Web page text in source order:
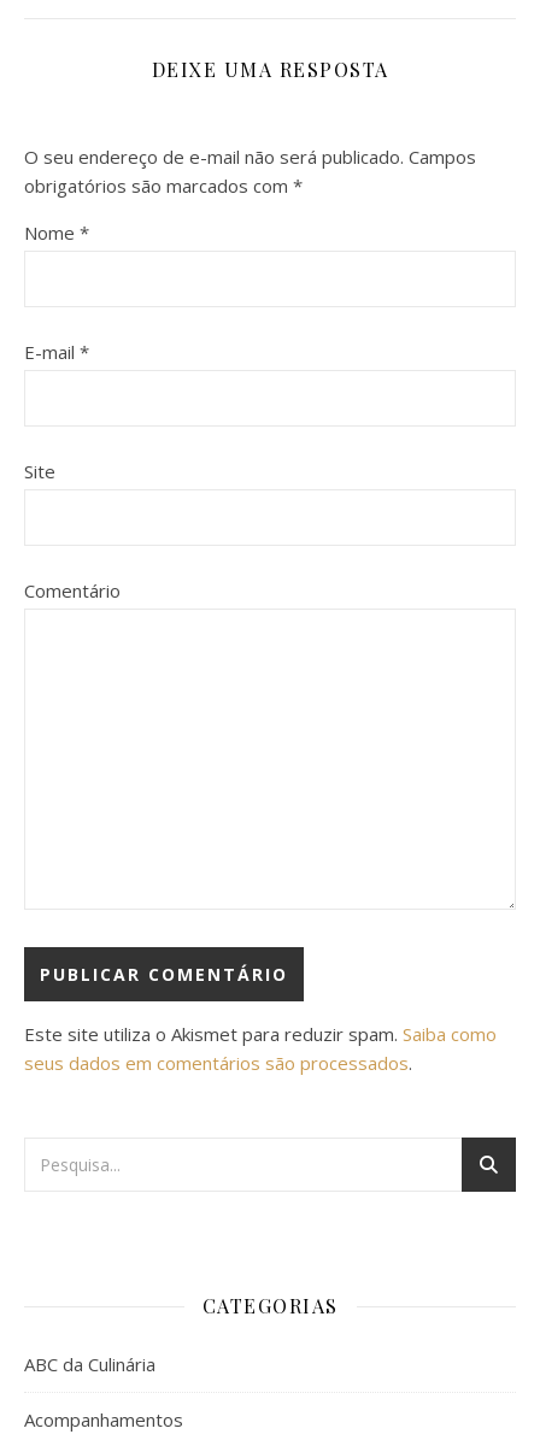
DEIXE UMA RESPOSTA
O seu endereço de e-mail não será publicado. Campos
obrigatórios são marcados com *
Nome *
E-mail *
Site
Comentário
Este site utiliza o Akismet para reduzir spam. Saiba como
seus dados em comentários são processados.
CATEGORIAS
ABC da Culinária
Acompanhamentos